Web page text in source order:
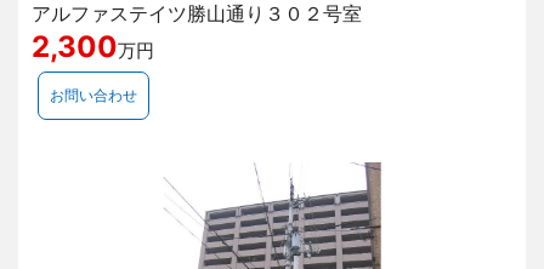
アルファステイツ勝山通り３０２号室
2,300万円
お問い合わせ